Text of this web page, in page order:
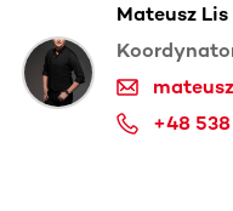
Mateusz Lis
+48